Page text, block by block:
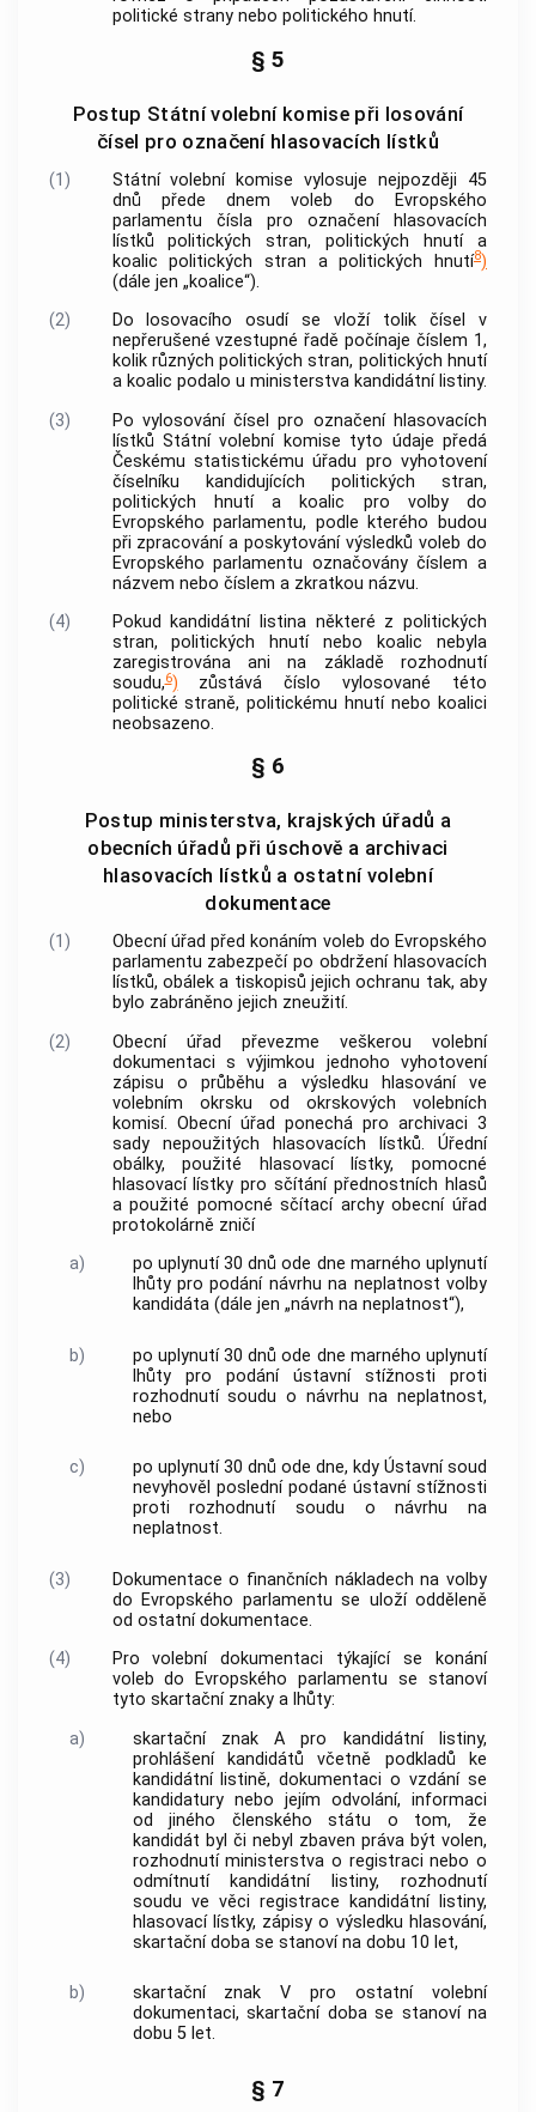
politické strany nebo politického hnutí.
§ 5
Postup Státní volební komise při losování
čísel pro označení hlasovacích lístků
(1)
Státní volební komise vylosuje nejpozději 45
dnů přede dnem voleb do Evropského
parlamentu čísla pro označení hlasovacích
lístků politických stran, politických hnutí a
koalic politických stran a politických hnutí8)
(dále jen „koalice“).
(2)
Do losovacího osudí se vloží tolik čísel v
nepřerušené vzestupné řadě počínaje číslem 1,
kolik různých politických stran, politických hnutí
a koalic podalo u ministerstva kandidátní listiny.
(3)
Po vylosování čísel pro označení hlasovacích
lístků Státní volební komise tyto údaje předá
Českému statistickému úřadu pro vyhotovení
číselníku kandidujících politických stran,
politických hnutí a koalic pro volby do
Evropského parlamentu, podle kterého budou
při zpracování a poskytování výsledků voleb do
Evropského parlamentu označovány číslem a
názvem nebo číslem a zkratkou názvu.
(4)
Pokud kandidátní listina některé z politických
stran, politických hnutí nebo koalic nebyla
zaregistrována ani na základě rozhodnutí
soudu,6) zůstává číslo vylosované této
politické straně, politickému hnutí nebo koalici
neobsazeno.
§ 6
Postup ministerstva, krajských úřadů a
obecních úřadů při úschově a archivaci
hlasovacích lístků a ostatní volební
dokumentace
(1)
Obecní úřad před konáním voleb do Evropského
parlamentu zabezpečí po obdržení hlasovacích
lístků, obálek a tiskopisů jejich ochranu tak, aby
bylo zabráněno jejich zneužití.
(2)
Obecní úřad převezme veškerou volební
dokumentaci s výjimkou jednoho vyhotovení
zápisu o průběhu a výsledku hlasování ve
volebním okrsku od okrskových volebních
komisí. Obecní úřad ponechá pro archivaci 3
sady nepoužitých hlasovacích lístků. Úřední
obálky, použité hlasovací lístky, pomocné
hlasovací lístky pro sčítání přednostních hlasů
a použité pomocné sčítací archy obecní úřad
protokolárně zničí
a)
po uplynutí 30 dnů ode dne marného uplynutí
lhůty pro podání návrhu na neplatnost volby
kandidáta (dále jen „návrh na neplatnost“),
b)
po uplynutí 30 dnů ode dne marného uplynutí
lhůty pro podání ústavní stížnosti proti
rozhodnutí soudu o návrhu na neplatnost,
nebo
c) po uplynutí 30 dnů ode dne, kdy Ústavní soud
nevyhověl poslední podané ústavní stížnosti
proti rozhodnutí soudu o návrhu na
neplatnost.
(3)
Dokumentace o finančních nákladech na volby
do Evropského parlamentu se uloží odděleně
od ostatní dokumentace.
(4)
Pro volební dokumentaci týkající se konání
voleb do Evropského parlamentu se stanoví
tyto skartační znaky a lhůty:
a)
skartační znak A pro kandidátní listiny,
prohlášení kandidátů včetně podkladů ke
kandidátní listině, dokumentaci o vzdání se
kandidatury nebo jejím odvolání, informaci
od jiného členského státu o tom, že
kandidát byl či nebyl zbaven práva být volen,
rozhodnutí ministerstva o registraci nebo o
odmítnutí kandidátní listiny, rozhodnutí
soudu ve věci registrace kandidátní listiny,
hlasovací lístky, zápisy o výsledku hlasování,
skartační doba se stanoví na dobu 10 let,
b)
skartační znak V pro ostatní volební
dokumentaci, skartační doba se stanoví na
dobu 5 let.
§ 7